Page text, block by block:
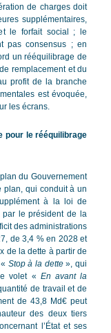
de charges doit
supplémentaires,
le forfait social ; le
pas consensus ; en
un rééquilibrage de
remplacement et du
profit de la branche
est évoquée,
les écrans.
pour le rééquilibrage
du Gouvernement
plan, qui conduit à un
à la loi de
par le président de la
des administrations
de 3,4 % en 2028 et
de la dette à partir de
Stop à la dette», qui
volet « En avant la
de travail et de
de 43,8 Md€ peut
des deux tiers
l’État et ses